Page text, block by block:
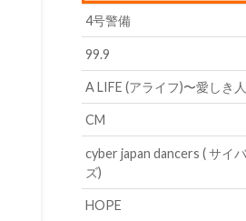
4号警備
99.9
A LIFE (アライフ)〜愛しき
CM
cyber japan dancers ( サイ
ズ)
HOPE